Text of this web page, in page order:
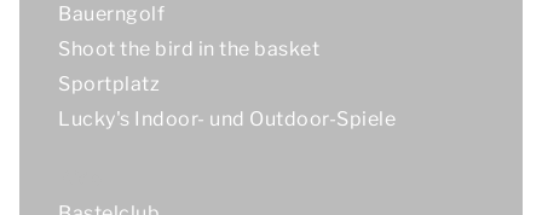
Bauerngolf
Shoot the bird in the basket
Sportplatz
Lucky's Indoor- und Outdoor-Spiele